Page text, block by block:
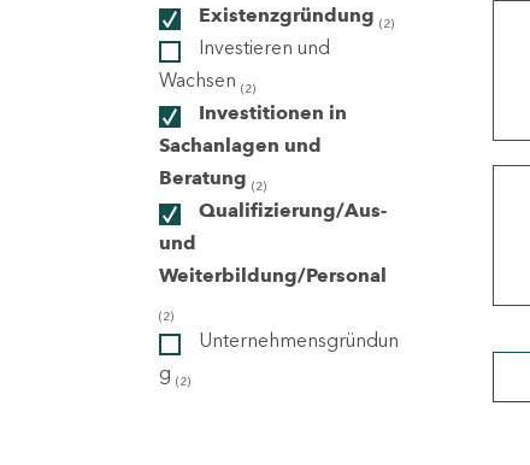
Existenzgründung (2)
Investieren und
Wachsen (2)
Investitionen in
Sachanlagen und
Beratung (2)
Qualifizierung/Aus-
und
Weiterbildung/Personal
(2)
Unternehmensgründun
g (2)